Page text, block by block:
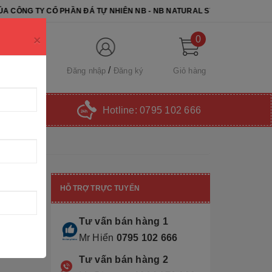
ĐÁ TỰ NHIÊN NB - NB NATURAL STONE. CHÚC QUÝ KHÁCH
Đăng nhập Đăng ký
0
Giỏ hàng
Hotline: 0795 102 666
×
HỖ TRỢ TRỰC TUYẾN
Tư vấn bán hàng 1
Mr Hiển 0795 102 666
Tư vấn bán hàng 2